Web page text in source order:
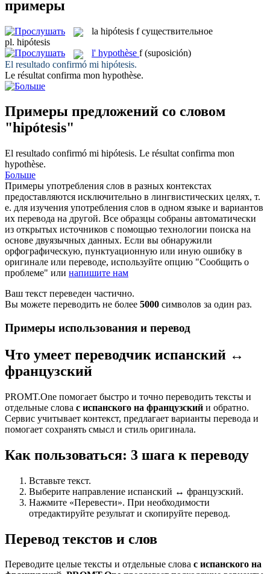
примеры
la hipótesis f существительное
pl. hipótesis
l' hypothèse f (suposición)
El resultado confirmó mi hipótesis.
Le résultat confirma mon hypothèse.
Примеры предложений со словом
"hipótesis"
El resultado confirmó mi hipótesis. Le résultat confirma mon
hypothèse.
Больше
Примеры употребления слов в разных контекстах
предоставляются исключительно в лингвистических целях, т.
е. для изучения употребления слов в одном языке и вариантов
их перевода на другой. Все образцы собраны автоматически
из открытых источников с помощью технологии поиска на
основе двуязычных данных. Если вы обнаружили
орфографическую, пунктуационную или иную ошибку в
оригинале или переводе, используйте опцию "Сообщить о
проблеме" или напишите нам
Ваш текст переведен частично.
Вы можете переводить не более 5000 символов за один раз.
Примеры использования и перевод
Что умеет переводчик испанский ↔
французский
PROMT.One помогает быстро и точно переводить тексты и
отдельные слова с испанского на французский и обратно.
Сервис учитывает контекст, предлагает варианты перевода и
помогает сохранять смысл и стиль оригинала.
Как пользоваться: 3 шага к переводу
Вставьте текст.
Выберите направление испанский ↔ французский.
Нажмите «Перевести». При необходимости
отредактируйте результат и скопируйте перевод.
Перевод текстов и слов
Переводите целые тексты и отдельные слова с испанского на